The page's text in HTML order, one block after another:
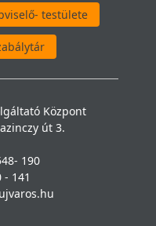
testülete
Központ
út 3.
190
- 141